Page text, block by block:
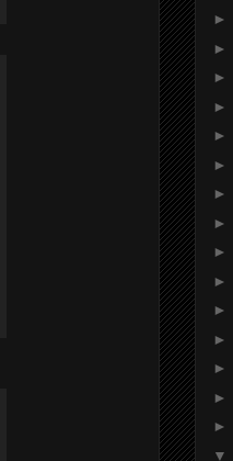
►
►
►
►
►
►
►
►
►
►
►
►
►
►
►
▼